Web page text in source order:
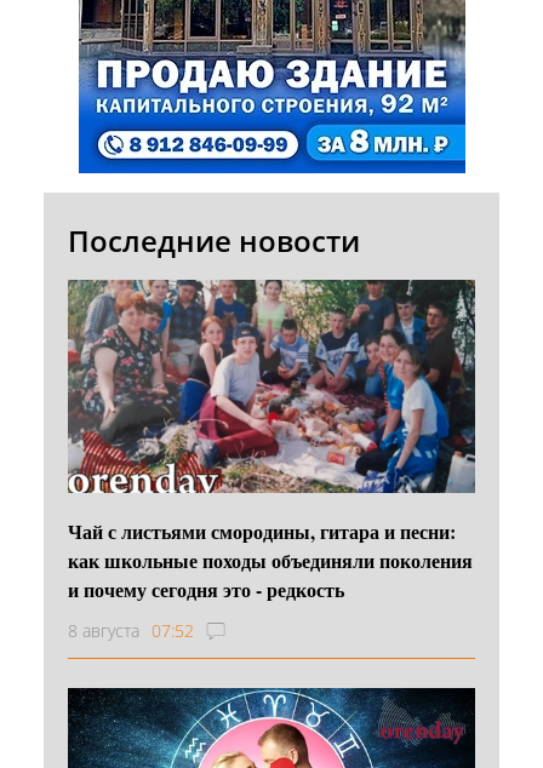
Последние новости
Чай с листьями смородины, гитара и песни:
как школьные походы объединяли поколения
и почему сегодня это - редкость
8 августа 07:52